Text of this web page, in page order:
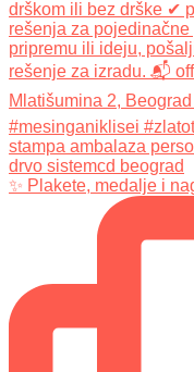
✨ Plakete, medalje i